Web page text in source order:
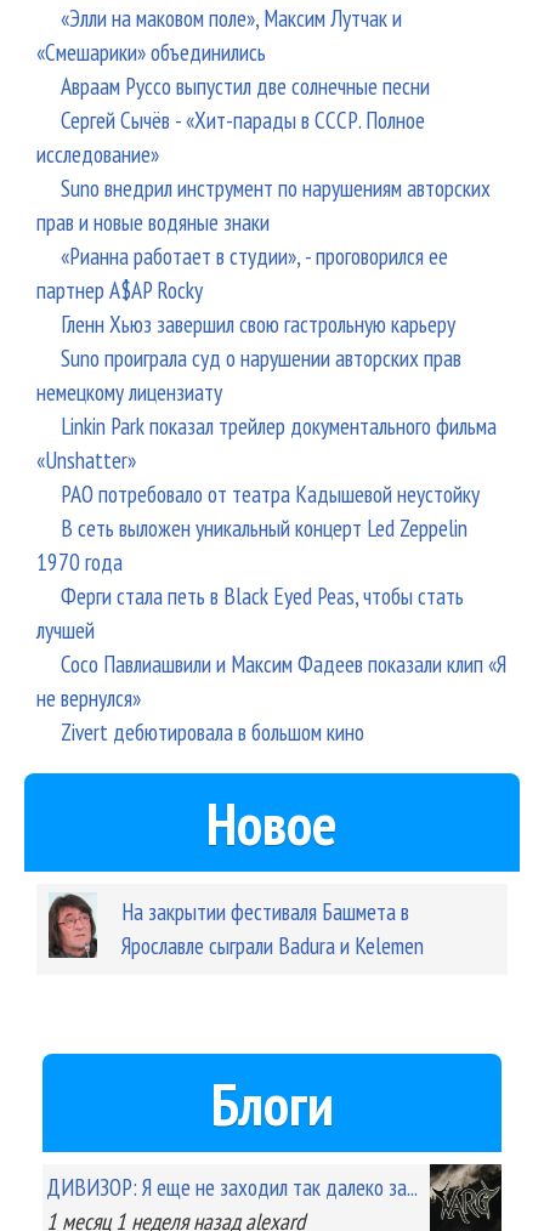
«Элли на маковом поле», Максим Лутчак и
«Смешарики» объединились
Авраам Руссо выпустил две солнечные песни
Сергей Сычёв - «Хит-парады в СССР. Полное
исследование»
Suno внедрил инструмент по нарушениям авторских
прав и новые водяные знаки
«Рианна работает в студии», - проговорился ее
партнер A$AP Rocky
Гленн Хьюз завершил свою гастрольную карьеру
Suno проиграла суд о нарушении авторских прав
немецкому лицензиату
Linkin Park показал трейлер документального фильма
«Unshatter»
РАО потребовало от театра Кадышевой неустойку
В сеть выложен уникальный концерт Led Zeppelin
1970 года
Ферги стала петь в Black Eyed Peas, чтобы стать
лучшей
Сосо Павлиашвили и Максим Фадеев показали клип «Я
не вернулся»
Zivert дебютировала в большом кино
Новое
На закрытии фестиваля Башмета в
Ярославле сыграли Badura и Kelemen
Блоги
ДИВИЗОР: Я еще не заходил так далеко за...
1 месяц 1 неделяназад alexard